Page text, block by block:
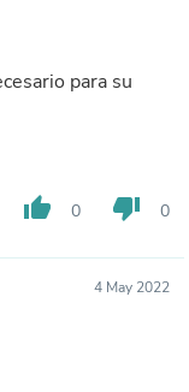
para su
thumb_up 0 thumb_down 0
4 May 2022